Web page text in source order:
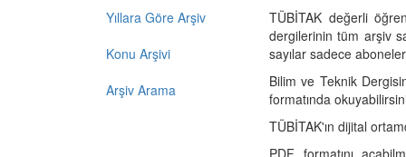
Yıllara Göre Arşiv
Konu Arşivi
Arşiv Arama
TÜBİTAK değerli
dergilerinin tüm arşiv
sayılar sadece
Bilim ve Teknik
formatında
TÜBİTAK'ın dijital
PDF formatını